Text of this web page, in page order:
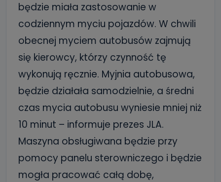
będzie miała zastosowanie w
codziennym myciu pojazdów. W chwili
obecnej myciem autobusów zajmują
się kierowcy, którzy czynność tę
wykonują ręcznie. Myjnia autobusowa,
będzie działała samodzielnie, a średni
czas mycia autobusu wyniesie mniej niż
10 minut – informuje prezes JLA.
Maszyna obsługiwana będzie przy
pomocy panelu sterowniczego i będzie
mogła pracować całą dobę,